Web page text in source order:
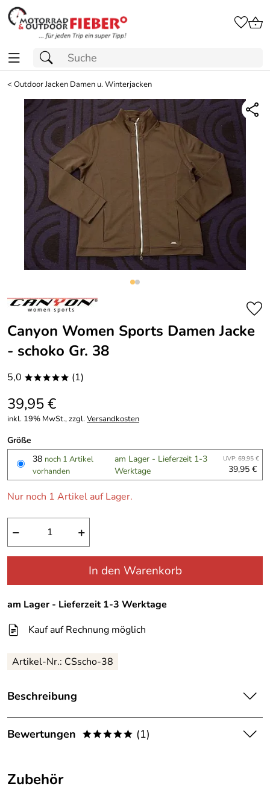
<Outdoor Jacken Damen u. Winterjacken
Canyon Women Sports Damen Jacke
- schoko Gr. 38
5,0 ***** (1)
39,95 €
inkl. 19% MwSt., zzgl.Versandkosten
Größe
38 noch 1 Artikel
vorhanden
am Lager - Lieferzeit 1-3
Werktage
UVP: 69,95 €
39,95 €
Nur noch 1 Artikel auf Lager.
− +
In den Warenkorb
am Lager - Lieferzeit 1-3 Werktage
Kauf auf Rechnung möglich
Artikel-Nr.: CSscho-38
Beschreibung
Damen Jacke von Canyon Women Sports-schoko
Gr. 38
Materialzusammensetzung 60% Polyester und 40 %
Baumwolle. Durch den geringen Baumwollanteil sehr
Bewertungen ***** (1)
Zubehör